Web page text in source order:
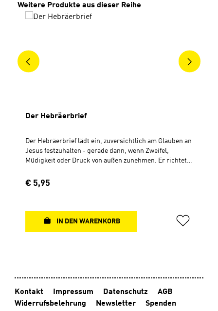
Produktgalerie überspringen
Weitere Produkte aus dieser Reihe
Der Hebräerbrief
Der Hebräerbrief lädt ein, zuversichtlich am Glauben an
Jesus festzuhalten - gerade dann, wenn Zweifel,
Müdigkeit oder Druck von außen zunehmen. Er richtet
Priester und Mittler des neuen Bundes. Er hat ein für
alle Mal vollbracht, was kein Mensch erreichen könnte:
viele anregende Fragen und Impulse für
Regulärer Preis:
€ 5,95
IN DEN WARENKORB
Kontakt Impressum Datenschutz
AGB
Widerrufsbelehrung
Newsletter Spenden